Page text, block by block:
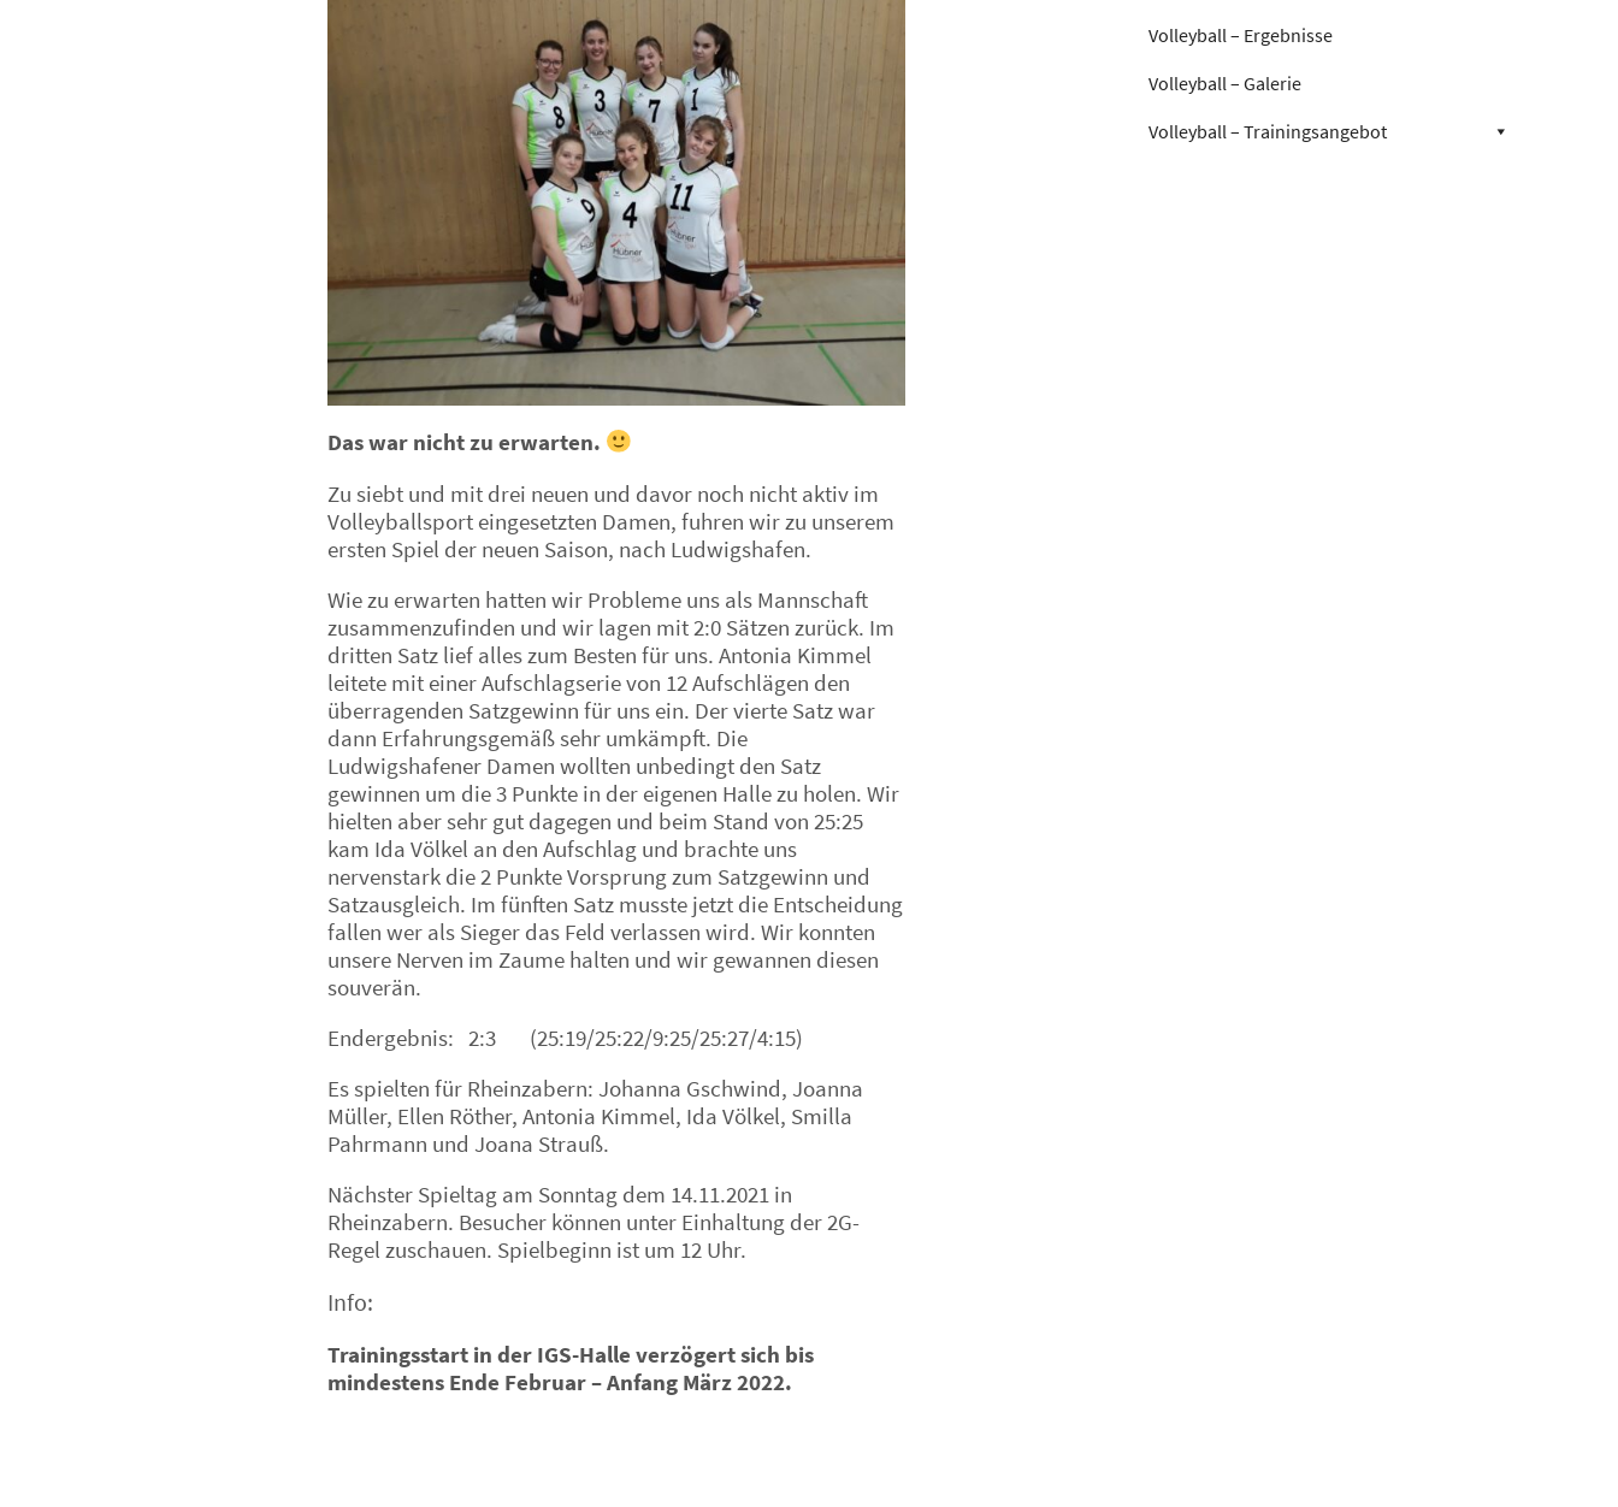
Das war nicht zu erwarten.
Zu siebt und mit drei neuen und davor noch nicht aktiv im
Volleyballsport eingesetzten Damen, fuhren wir zu unserem
ersten Spiel der neuen Saison, nach Ludwigshafen.
Wie zu erwarten hatten wir Probleme uns als Mannschaft
zusammenzufinden und wir lagen mit 2:0 Sätzen zurück. Im
dritten Satz lief alles zum Besten für uns. Antonia Kimmel
leitete mit einer Aufschlagserie von 12 Aufschlägen den
überragenden Satzgewinn für uns ein. Der vierte Satz war
dann Erfahrungsgemäß sehr umkämpft. Die
Ludwigshafener Damen wollten unbedingt den Satz
gewinnen um die 3 Punkte in der eigenen Halle zu holen. Wir
hielten aber sehr gut dagegen und beim Stand von 25:25
kam Ida Völkel an den Aufschlag und brachte uns
nervenstark die 2 Punkte Vorsprung zum Satzgewinn und
Satzausgleich. Im fünften Satz musste jetzt die Entscheidung
fallen wer als Sieger das Feld verlassen wird. Wir konnten
unsere Nerven im Zaume halten und wir gewannen diesen
souverän.
Endergebnis: 2:3 (25:19/25:22/9:25/25:27/4:15)
Es spielten für Rheinzabern: Johanna Gschwind, Joanna
Müller, Ellen Röther, Antonia Kimmel, Ida Völkel, Smilla
Pahrmann und Joana Strauß.
Nächster Spieltag am Sonntag dem 14.11.2021 in
Rheinzabern. Besucher können unter Einhaltung der 2G-
Regel zuschauen. Spielbeginn ist um 12 Uhr.
Info:
Trainingsstart in der IGS-Halle verzögert sich bis
mindestens Ende Februar – Anfang März 2022.
Volleyball – Ergebnisse
Volleyball – Galerie
Volleyball – Trainingsangebot